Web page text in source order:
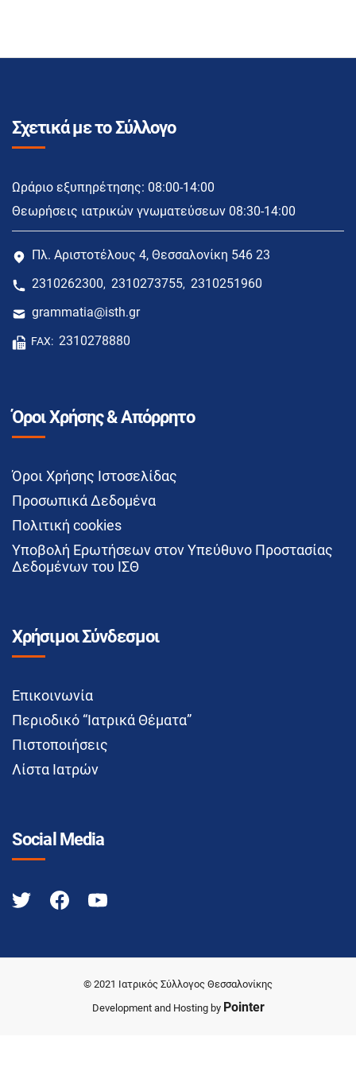
Σχετικά με το Σύλλογο
Ωράριο εξυπηρέτησης: 08:00-14:00
Θεωρήσεις ιατρικών γνωματεύσεων 08:30-14:00
Πλ. Αριστοτέλους 4, Θεσσαλονίκη 546 23
2310262300, 2310273755, 2310251960
grammatia@isth.gr
FAX: 2310278880
Όροι Χρήσης & Απόρρητο
Όροι Χρήσης Ιστοσελίδας
Προσωπικά Δεδομένα
Πολιτική cookies
Υποβολή Ερωτήσεων στον Υπεύθυνο Προστασίας
Δεδομένων του ΙΣΘ
Χρήσιμοι Σύνδεσμοι
Επικοινωνία
Περιοδικό “Ιατρικά Θέματα”
Πιστοποιήσεις
Λίστα Ιατρών
Social Media
© 2021 Ιατρικός Σύλλογος Θεσσαλονίκης
Development and Hosting by Pointer